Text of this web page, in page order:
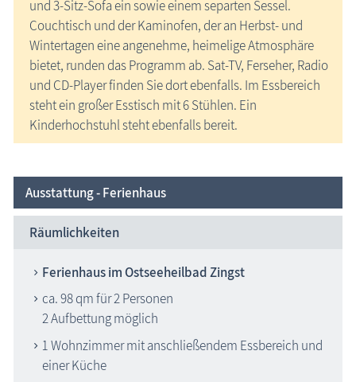
und 3-Sitz-Sofa ein sowie einem separten Sessel.
Couchtisch und der Kaminofen, der an Herbst- und
Wintertagen eine angenehme, heimelige Atmosphäre
bietet, runden das Programm ab. Sat-TV, Ferseher, Radio
und CD-Player finden Sie dort ebenfalls. Im Essbereich
steht ein großer Esstisch mit 6 Stühlen. Ein
Kinderhochstuhl steht ebenfalls bereit.
Ausstattung - Ferienhaus
Räumlichkeiten
Ferienhaus im Ostseeheilbad Zingst
ca. 98 qm für 2 Personen
2 Aufbettung möglich
1 Wohnzimmer mit anschließendem Essbereich und
einer Küche